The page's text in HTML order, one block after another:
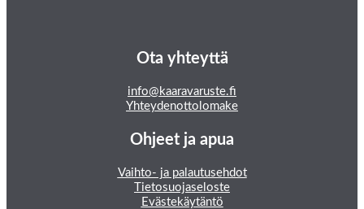
Ota yhteyttä
info@kaaravaruste.fi
Yhteydenottolomake
Ohjeet ja apua
Vaihto- ja palautusehdot
Tietosuojaseloste
Evästekäytäntö